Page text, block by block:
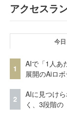
アクセスラ
今日
1
AIで「1人あ
展開のAiロ
2
AIに見つけ
く、3段階